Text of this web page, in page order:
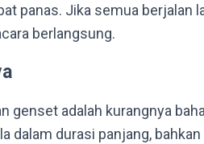
panas. Jika semua berjalan
berlangsung.
genset adalah kurangnya
dalam durasi panjang,